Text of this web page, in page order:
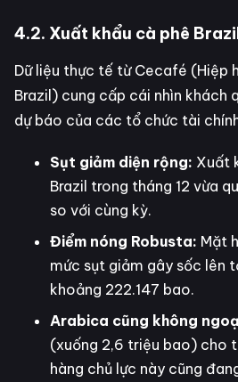
4.2. Xuất khẩu cà phê
Dữ liệu thực tế từ Cecafé (Hiệp
Brazil) cung cấp cái nhìn khách
dự báo của các tổ chức tài
Sụt giảm diện rộng: Xuất
Brazil trong tháng 12 vừa
so với cùng kỳ.
Điểm nóng Robusta: Mặt
mức sụt giảm gây sốc lên
khoảng 222.147 bao.
Arabica cũng không
(xuống 2,6 triệu bao) cho
hàng chủ lực này cũng